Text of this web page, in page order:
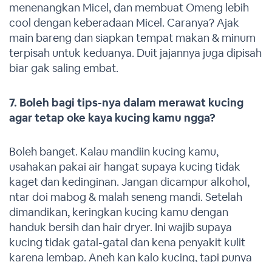
menenangkan Micel, dan membuat Omeng lebih
cool dengan keberadaan Micel. Caranya? Ajak
main bareng dan siapkan tempat makan & minum
terpisah untuk keduanya. Duit jajannya juga dipisah
biar gak saling embat.
7. Boleh bagi tips-nya dalam merawat kucing
agar tetap oke kaya kucing kamu ngga?
Boleh banget. Kalau mandiin kucing kamu,
usahakan pakai air hangat supaya kucing tidak
kaget dan kedinginan. Jangan dicampur alkohol,
ntar doi mabog & malah seneng mandi. Setelah
dimandikan, keringkan kucing kamu dengan
handuk bersih dan hair dryer. Ini wajib supaya
kucing tidak gatal-gatal dan kena penyakit kulit
karena lembap. Aneh kan kalo kucing, tapi punya